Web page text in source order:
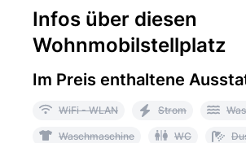
Infos über diesen
Wohnmobilstellplatz
Im Preis enthaltene
WiFi - WLAN Strom
Waschmaschine WC